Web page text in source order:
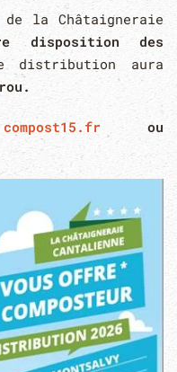
de la Châtaigneraie
disposition des
distribution aura
compost15.fr
ou